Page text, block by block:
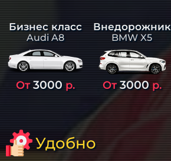
Бизнес класс
Audi A8
От3000 р.
Внедорожник
BMW X5
От3000р.
Удобно